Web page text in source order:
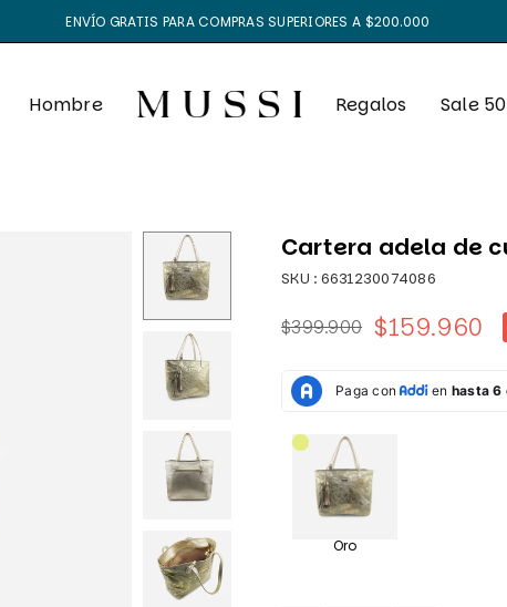
ENVÍO GRATIS PARA COMPRAS SUPERIORES A $200.000
Hombre Regalos Sale
Cartera adela de
SKU : 6631230074086
Precio
$399.900 $159.960
Oro